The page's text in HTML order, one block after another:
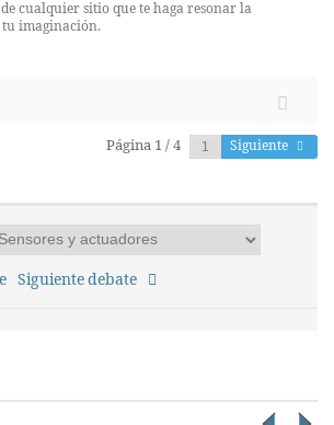
cualquier sitio que te haga resonar la
imaginación.
Página 1 / 4 Siguiente
Siguiente debate